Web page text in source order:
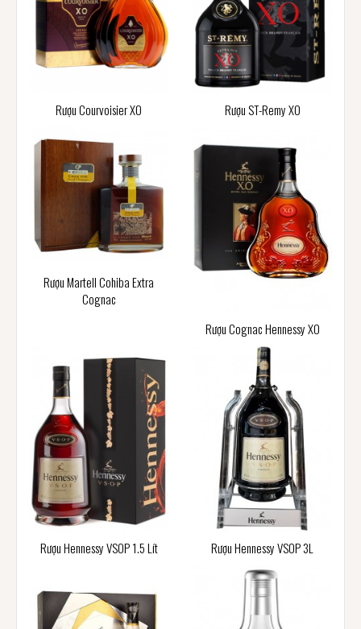
Rượu Courvoisier XO Rượu ST-Remy XO
Rượu Martell Cohiba Extra
Cognac
Rượu Cognac Hennessy XO
Rượu Hennessy VSOP 1.5 Lít Rượu Hennessy VSOP 3L